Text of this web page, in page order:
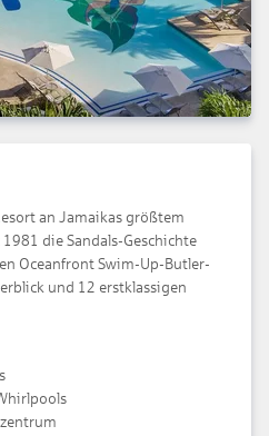
an Jamaikas größtem
die Sandals-Geschichte
Oceanfront Swim-Up-Butler-
und 12 erstklassigen